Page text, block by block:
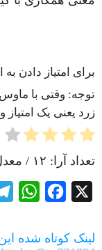
برای امتیاز دادن
توجه: وقتی با
زرد یعنی یک امتیاز
تعداد آرا: ۱۲ /
X
Facebook
لینک کوتاه شده